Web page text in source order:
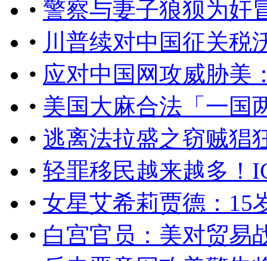
• 警察与妻子狼狈为奸
• 川普续对中国征关税
• 应对中国网攻威胁美
• 美国大麻合法「一国
• 逃离法拉盛之窃贼猖
• 轻罪移民越来越多！
• 女星艾希莉贾德：15
• 白宫官员：美对贸易